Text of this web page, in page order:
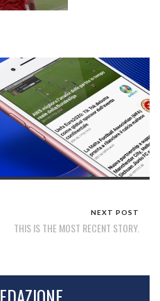
NEXT POST
THIS IS THE MOST RECENT STORY.